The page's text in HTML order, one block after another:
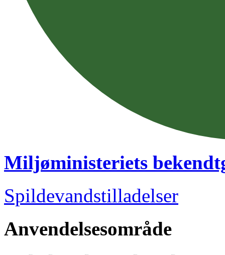
Miljøministeriets
Spildevandstilladelser
Anvendelsesområde